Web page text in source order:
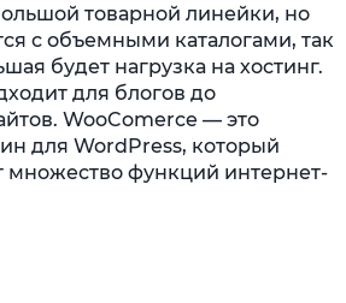
товарной линейки, но
с объемными каталогами, так
будет нагрузка на хостинг.
для блогов до
WooComerce — это
для WordPress, который
множество функций интернет-